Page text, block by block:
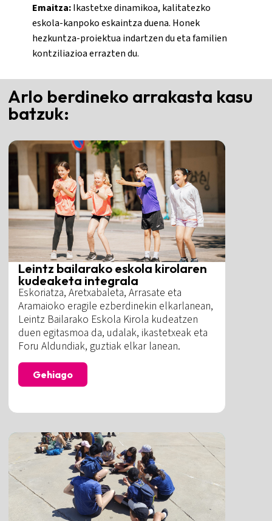
Emaitza:Ikastetxe dinamikoa, kalitatezko
eskola-kanpoko eskaintza duena. Honek
hezkuntza-proiektua indartzen du eta familien
kontziliazioa errazten du.
Arlo berdineko arrakasta kasu
batzuk:
Leintz bailarako eskola kirolaren
kudeaketa integrala
Eskoriatza, Aretxabaleta, Arrasate eta
Aramaioko eragile ezberdinekin elkarlanean,
Leintz Bailarako Eskola Kirola kudeatzen
duen egitasmoa da, udalak, ikastetxeak eta
Foru Aldundiak, guztiak elkar lanean.
Gehiago